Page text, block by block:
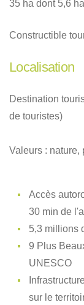
35 ha dont 5,6
Constructible
Localisation
Destination
de touristes)
Valeurs : nature,
Accès
30 min de
5,3 millions
9 Plus
UNESCO
sur le